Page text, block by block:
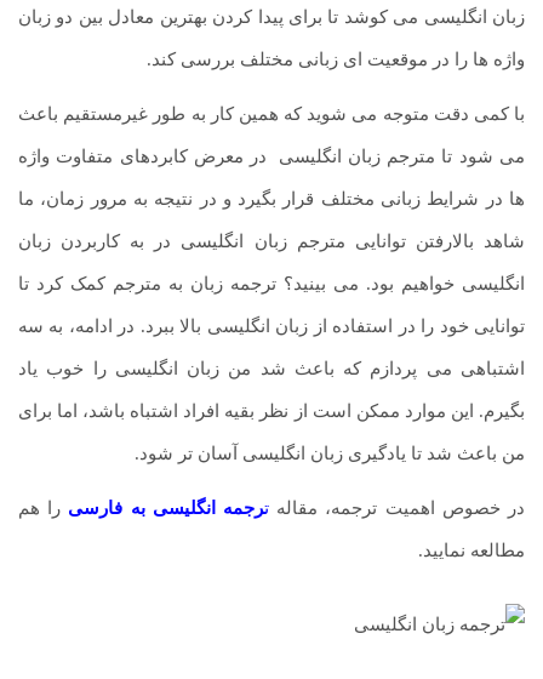
زبان انگلیسی می کوشد تا برای پیدا کردن بهترین معادل بین دو زبان
واژه ها را در موقعیت ای زبانی مختلف بررسی کند.
با کمی دقت متوجه می شوید که همین کار به طور غیرمستقیم باعث
می شود تا مترجم زبان انگلیسی در معرض کابردهای متفاوت واژه
ها در شرایط زبانی مختلف قرار بگیرد و در نتیجه به مرور زمان، ما
شاهد بالارفتن توانایی مترجم زبان انگلیسی در به کاربردن زبان
انگلیسی خواهیم بود. می بینید؟ ترجمه زبان به مترجم کمک کرد تا
توانایی خود را در استفاده از زبان انگلیسی بالا ببرد. در ادامه، به سه
اشتباهی می پردازم که باعث شد من زبان انگلیسی را خوب یاد
بگیرم. این موارد ممکن است از نظر بقیه افراد اشتباه باشد، اما برای
من باعث شد تا یادگیری زبان انگلیسی آسان تر شود.
در خصوص اهمیت ترجمه، مقاله ترجمه انگلیسی به فارسی را هم
مطالعه نمایید.